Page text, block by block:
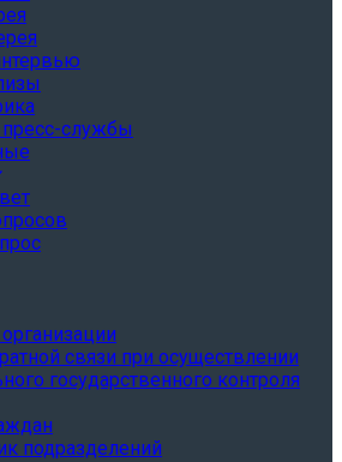
службы
связи при осуществлении
государственного контроля
подразделений